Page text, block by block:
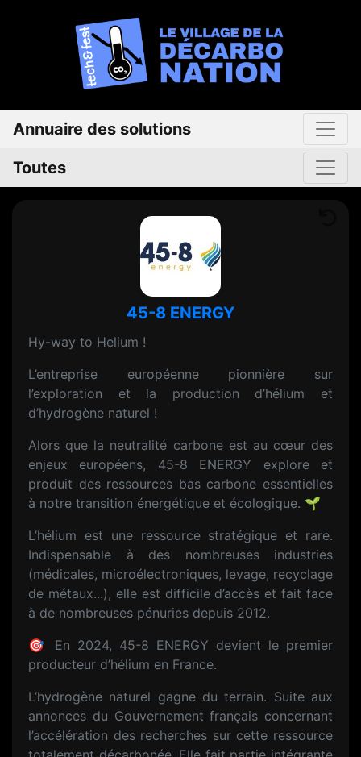
Annuaire des solutions
Toutes
45-8 ENERGY
Hy-way to Helium !
L’entreprise européenne pionnière sur
l’exploration et la production d’hélium et
d’hydrogène naturel !
Alors que la neutralité carbone est au cœur des
enjeux européens, 45-8 ENERGY explore et
produit des ressources bas carbone essentielles
à notre transition énergétique et écologique. 🌱
L’hélium est une ressource stratégique et rare.
Indispensable à des nombreuses industries
(médicales, microélectroniques, levage, recyclage
de métaux...), elle est difficile d’accès et fait face
à de nombreuses pénuries depuis 2012.
🎯 En 2024, 45-8 ENERGY devient le premier
producteur d’hélium en France.
L’hydrogène naturel gagne du terrain. Suite aux
annonces du Gouvernement français concernant
l’accélération des recherches sur cette ressource